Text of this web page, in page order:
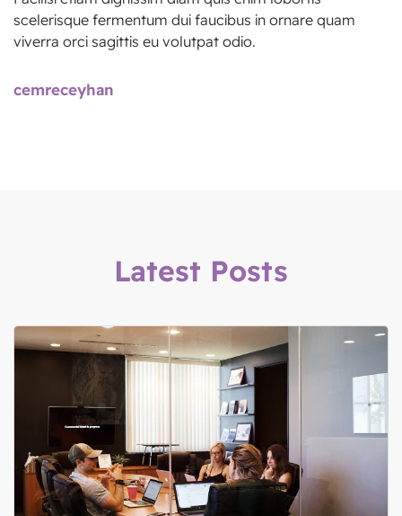
scelerisque fermentum dui faucibus in ornare quam
viverra orci sagittis eu volutpat odio.
cemreceyhan
Latest Posts